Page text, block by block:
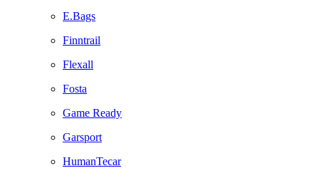
E.Bags
Finntrail
Flexall
Fosta
Game Ready
Garsport
HumanTecar